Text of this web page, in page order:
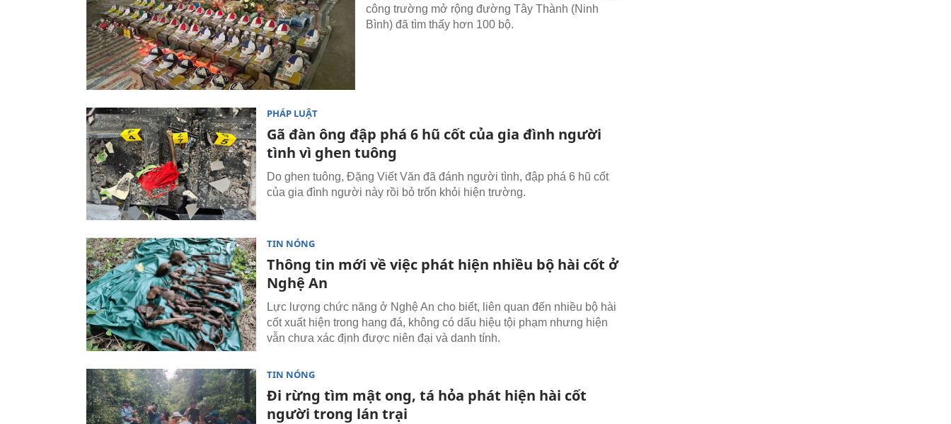
công trường mở rộng đường Tây Thành (Ninh
Bình) đã tìm thấy hơn 100 bộ.
PHÁP LUẬT
Gã đàn ông đập phá 6 hũ cốt của gia đình người
tình vì ghen tuông
Do ghen tuông, Đặng Viết Văn đã đánh người tình, đập phá 6 hũ cốt
của gia đình người này rồi bỏ trốn khỏi hiện trường.
TIN NÓNG
Thông tin mới về việc phát hiện nhiều bộ hài cốt ở
Nghệ An
Lực lượng chức năng ở Nghệ An cho biết, liên quan đến nhiều bộ hài
cốt xuất hiện trong hang đá, không có dấu hiệu tội phạm nhưng hiện
vẫn chưa xác định được niên đại và danh tính.
TIN NÓNG
Đi rừng tìm mật ong, tá hỏa phát hiện hài cốt
người trong lán trại